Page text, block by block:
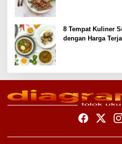
8 Tempat Kuliner
dengan Harga